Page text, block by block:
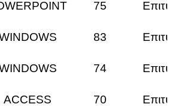
75
83
74
ACCESS 70